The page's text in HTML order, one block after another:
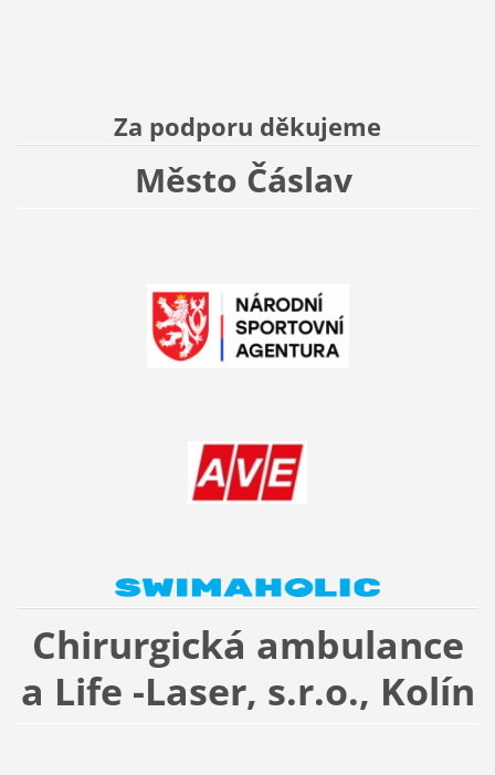
Za podporu děkujeme
Město Čáslav
Chirurgická ambulance
a Life -Laser, s.r.o., Kolín